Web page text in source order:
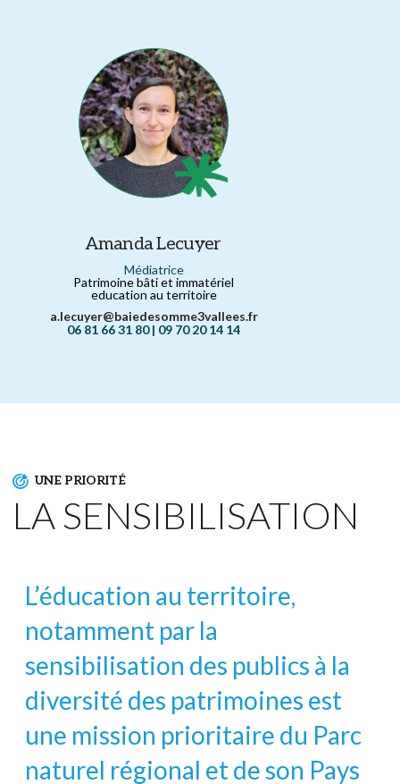
Amanda Lecuyer
Médiatrice
Patrimoine bâti et immatériel
education au territoire
a.lecuyer@baiedesomme3vallees.fr
06 81 66 31 80 | 09 70 20 14 14
UNE PRIORITÉ
LA SENSIBILISATION
L’éducation au territoire,
notamment par la
sensibilisation des publics à la
diversité des patrimoines est
une mission prioritaire du Parc
naturel régional et de son Pays